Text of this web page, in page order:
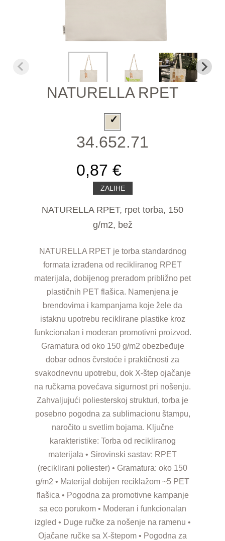
NATURELLA RPET
34.652.71
0,87 €
ZALIHE
NATURELLA RPET, rpet torba, 150
g/m2, bež
NATURELLA RPET je torba standardnog
formata izrađena od recikliranog RPET
materijala, dobijenog preradom približno pet
plastičnih PET flašica. Namenjena je
brendovima i kampanjama koje žele da
istaknu upotrebu reciklirane plastike kroz
funkcionalan i moderan promotivni proizvod.
Gramatura od oko 150 g/m2 obezbeđuje
dobar odnos čvrstoće i praktičnosti za
svakodnevnu upotrebu, dok X-štep ojačanje
na ručkama povećava sigurnost pri nošenju.
Zahvaljujući poliesterskoj strukturi, torba je
posebno pogodna za sublimacionu štampu,
naročito u svetlim bojama. Ključne
karakteristike: Torba od recikliranog
materijala • Sirovinski sastav: RPET
(reciklirani poliester) • Gramatura: oko 150
g/m2 • Materijal dobijen reciklažom ~5 PET
flašica • Pogodna za promotivne kampanje
sa eco porukom • Moderan i funkcionalan
izgled • Duge ručke za nošenje na ramenu •
Ojačane ručke sa X-štepom • Pogodna za